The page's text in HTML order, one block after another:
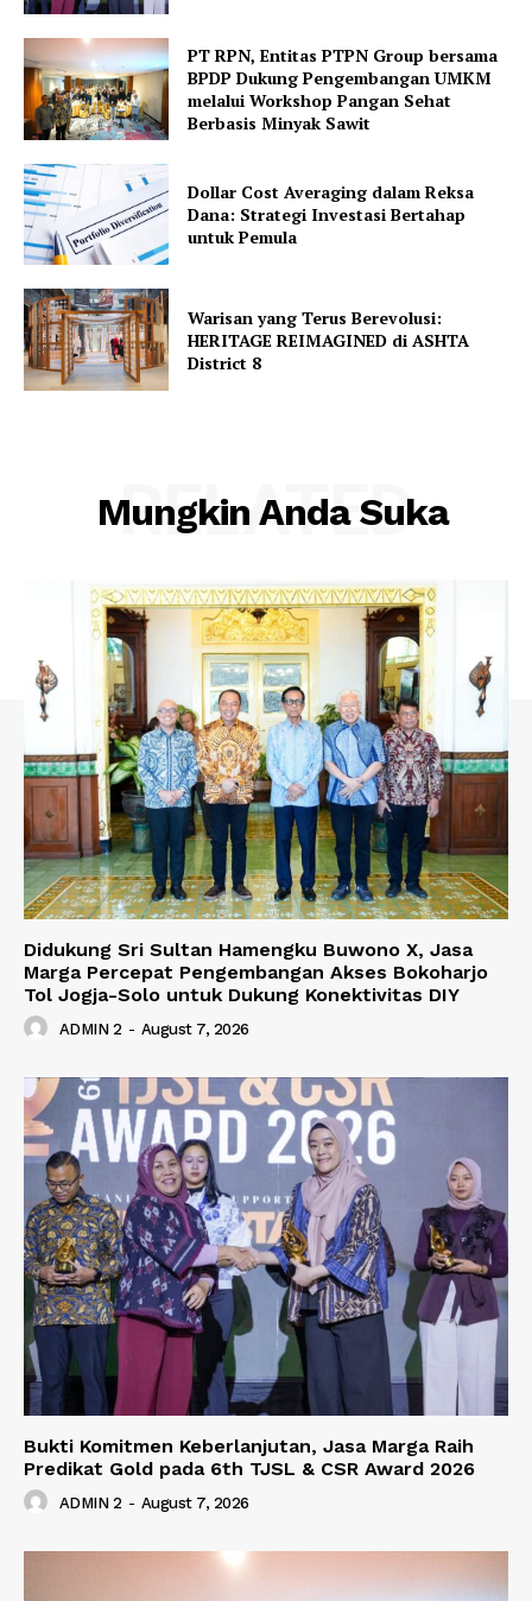
PT RPN, Entitas PTPN Group bersama
BPDP Dukung Pengembangan UMKM
melalui Workshop Pangan Sehat
Berbasis Minyak Sawit
Dollar Cost Averaging dalam Reksa
Dana: Strategi Investasi Bertahap
untuk Pemula
Warisan yang Terus Berevolusi:
HERITAGE REIMAGINED di ASHTA
District 8
Mungkin Anda Suka
RELATED
Didukung Sri Sultan Hamengku Buwono X, Jasa
Marga Percepat Pengembangan Akses Bokoharjo
Tol Jogja-Solo untuk Dukung Konektivitas DIY
ADMIN 2 - August 7, 2026
Bukti Komitmen Keberlanjutan, Jasa Marga Raih
Predikat Gold pada 6th TJSL & CSR Award 2026
ADMIN 2 - August 7, 2026